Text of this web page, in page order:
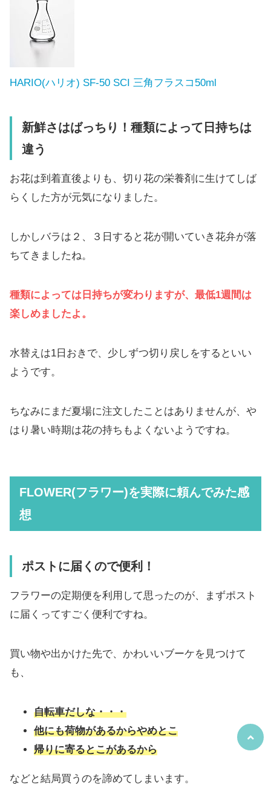
HARIO(ハリオ) SF-50 SCI 三角フラスコ50ml
新鮮さはばっちり！種類によって日持ちは
違う
お花は到着直後よりも、切り花の栄養剤に生けてしば
らくした方が元気になりました。
しかしバラは２、３日すると花が開いていき花弁が落
ちてきましたね。
種類によっては日持ちが変わりますが、最低1週間は
楽しめましたよ。
水替えは1日おきで、少しずつ切り戻しをするといい
ようです。
ちなみにまだ夏場に注文したことはありませんが、や
はり暑い時期は花の持ちもよくないようですね。
FLOWER(フラワー)を実際に頼んでみた感
想
ポストに届くので便利！
フラワーの定期便を利用して思ったのが、まずポスト
に届くってすごく便利ですね。
買い物や出かけた先で、かわいいブーケを見つけて
も、
自転車だしな・・・
他にも荷物があるからやめとこ
帰りに寄るとこがあるから
などと結局買うのを諦めてしまいます。